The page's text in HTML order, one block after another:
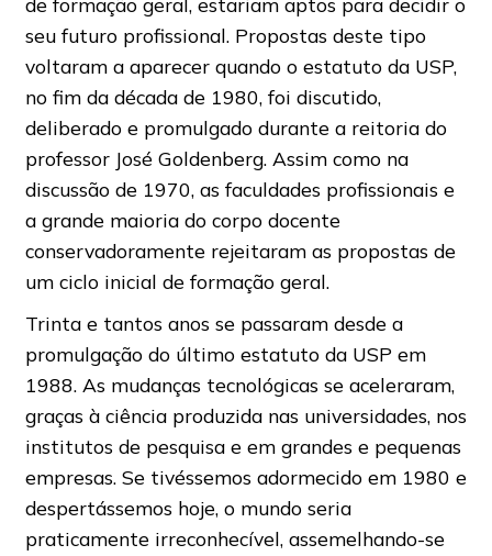
seu futuro profissional. Propostas deste tipo
voltaram a aparecer quando o estatuto da USP,
no fim da década de 1980, foi discutido,
deliberado e promulgado durante a reitoria do
professor José Goldenberg. Assim como na
discussão de 1970, as faculdades profissionais e
a grande maioria do corpo docente
conservadoramente rejeitaram as propostas de
um ciclo inicial de formação geral.
Trinta e tantos anos se passaram desde a
promulgação do último estatuto da USP em
1988. As mudanças tecnológicas se aceleraram,
graças à ciência produzida nas universidades, nos
institutos de pesquisa e em grandes e pequenas
empresas. Se tivéssemos adormecido em 1980 e
despertássemos hoje, o mundo seria
praticamente irreconhecível, assemelhando-se